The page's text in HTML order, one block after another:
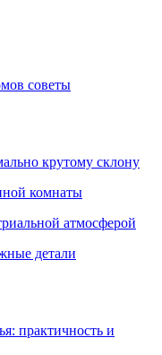
советы
крутому склону
комнаты
атмосферой
детали
практичность и